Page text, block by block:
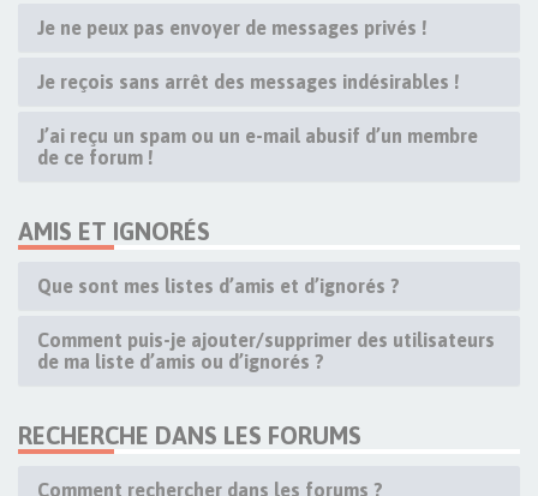
Je ne peux pas envoyer de messages privés !
Je reçois sans arrêt des messages indésirables !
J’ai reçu un spam ou un e-mail abusif d’un membre
de ce forum !
AMIS ET IGNORÉS
Que sont mes listes d’amis et d’ignorés ?
Comment puis-je ajouter/supprimer des utilisateurs
de ma liste d’amis ou d’ignorés ?
RECHERCHE DANS LES FORUMS
Comment rechercher dans les forums ?